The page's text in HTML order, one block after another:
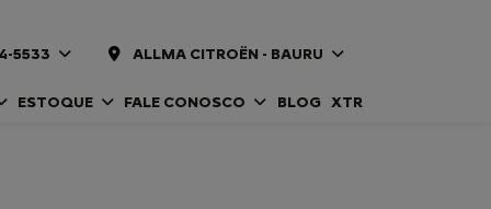
5533 ALLMA CITROËN - BAURU
ESTOQUE FALE CONOSCO BLOG XTR